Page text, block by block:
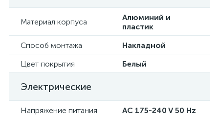
Материал корпуса
Алюминий и
пластик
Способ монтажа
Накладной
Цвет покрытия
Белый
Электрические
Напряжение питания
AC 175-240 V 50 Hz